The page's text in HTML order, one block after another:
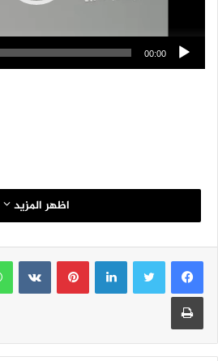
00:00
اظهر المزيد
لينكدإنبينتيريست
طباعة